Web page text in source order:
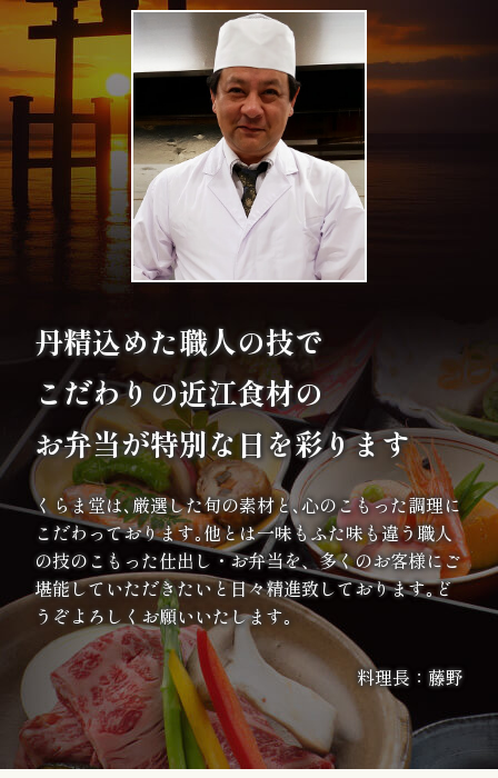
な
し
行
楽・
観
家
族
集
ま
り
地
域
の
集
丹精込めた職人の技で
こだわりの近江食材の
お弁当が特別な日を彩ります
くらま堂は､厳選した旬の素材と､心のこもった調理に
こだわっております｡他とは一味もふた味も違う職人
の技のこもった仕出し・お弁当を、多くのお客様にご
堪能していただきたいと日々精進致しております｡ど
うぞよろしくお願いいたします｡
料理長：藤野